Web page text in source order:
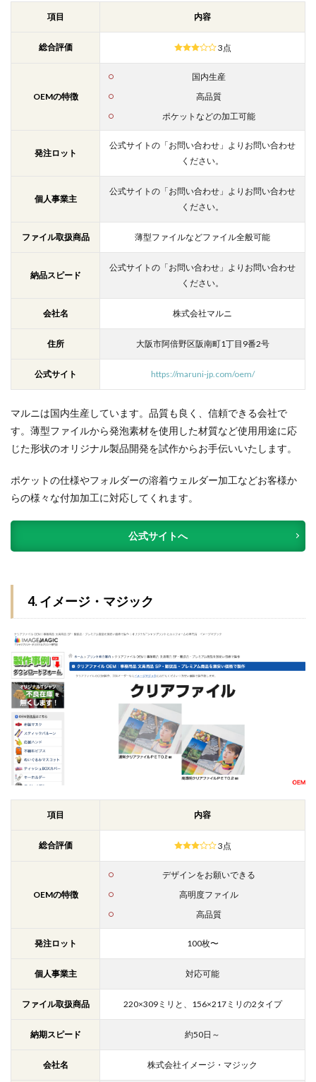
項目 内容
総合評価 3点
OEMの特徴
国内生産
高品質
ポケットなどの加工可能
発注ロット
公式サイトの「お問い合わせ」よりお問い合わせ
ください。
個人事業主
公式サイトの「お問い合わせ」よりお問い合わせ
ください。
ファイル取扱商品 薄型ファイルなどファイル全般可能
納品スピード
公式サイトの「お問い合わせ」よりお問い合わせ
ください。
会社名 株式会社マルニ
住所 ⼤阪市阿倍野区阪南町1丁⽬9番2号
公式サイト https://maruni-jp.com/oem/
マルニは国内生産しています。品質も良く、信頼できる会社で
す。 薄型ファイルから発泡素材を使⽤した材質など使⽤⽤途に応
じた形状のオリジナル製品開発を試作からお⼿伝いいたします。
ポケットの仕様やフォルダーの溶着ウェルダー加⼯などお客様か
らの様々な付加加⼯に対応してくれます。
公式サイトへ
4. イメージ・マジック
項目 内容
総合評価 3点
OEMの特徴
デザインをお願いできる
高明度ファイル
高品質
発注ロット 100枚〜
個人事業主 対応可能
ファイル取扱商品 220×309ミリと、156×217ミリの2タイプ
納期スピード 約50日～
会社名 株式会社イメージ・マジック